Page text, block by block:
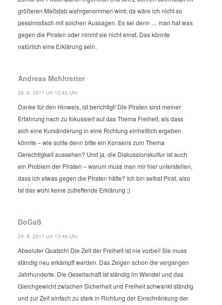
größeren Maßstab wahrgenommen wird; da wäre ich nicht so
pessimistisch mit solchen Aussagen. Es sei denn … man hat was
gegen die Piraten oder nimmt sie nicht ernst. Das könnte
natürlich eine Erklärung sein.
Andreas Mehltretter
29. 6. 2011 um 13:42 Uhr
Danke für den Hinweis, ist berichtigt!Die Piraten sind meiner
Erfahrung nach zu fokussiert auf das Thema Freiheit, als dass
sich eine Kursänderung in eine Richtung einheitlich ergeben
könnte – wie sollte denn bitte ein Konsens zum Thema
Gerechtigkeit aussehen? Und ja, die Diskussionskultur ist auch
ein Problem der Piraten – warum muss man mir hier unterstellen,
dass ich etwas gegen die Piraten hätte? Ich bin selbst Pirat, also
ist das wohl keine zutreffende Erklärung ;)
DoGaS
29. 6. 2011 um 13:46 Uhr
Absoluter Quatsch! Die Zeit der Freiheit ist nie vorbei! Sie muss
ständig neu erkämpft werden. Das Zeigen schon die vergangen
Jahrhunderte. Die Gesellschaft ist ständig im Wandel und das
Gleichgewicht zwischen Sicherheit und Freiheit schwankt ständig
und zur Zeit einfach zu stark in Richtung der Einschränkung der